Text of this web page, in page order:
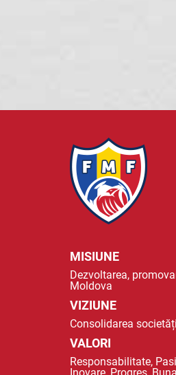
MISIUNE
Dezvoltarea,
Moldova
VIZIUNE
Consolidarea
VALORI
Responsabilitate,